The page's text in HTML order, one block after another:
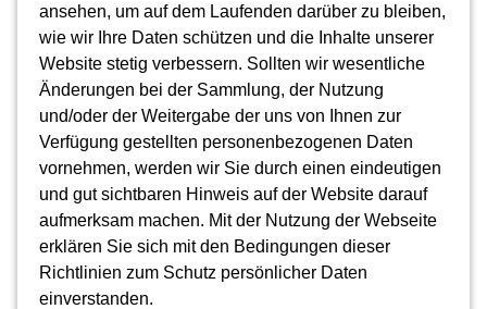
ansehen, um auf dem Laufenden darüber zu bleiben,
wie wir Ihre Daten schützen und die Inhalte unserer
Website stetig verbessern. Sollten wir wesentliche
Änderungen bei der Sammlung, der Nutzung
und/oder der Weitergabe der uns von Ihnen zur
Verfügung gestellten personenbezogenen Daten
vornehmen, werden wir Sie durch einen eindeutigen
und gut sichtbaren Hinweis auf der Website darauf
aufmerksam machen. Mit der Nutzung der Webseite
erklären Sie sich mit den Bedingungen dieser
Richtlinien zum Schutz persönlicher Daten
einverstanden.